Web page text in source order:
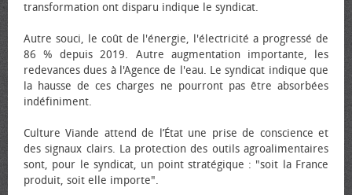
transformation ont disparu indique le syndicat.
Autre souci, le coût de l'énergie, l'électricité a progressé de
86 % depuis 2019. Autre augmentation importante, les
redevances dues à l'Agence de l'eau. Le syndicat indique que
la hausse de ces charges ne pourront pas être absorbées
indéfiniment.
Culture Viande attend de l’État une prise de conscience et
des signaux clairs. La protection des outils agroalimentaires
sont, pour le syndicat, un point stratégique : "soit la France
produit, soit elle importe".